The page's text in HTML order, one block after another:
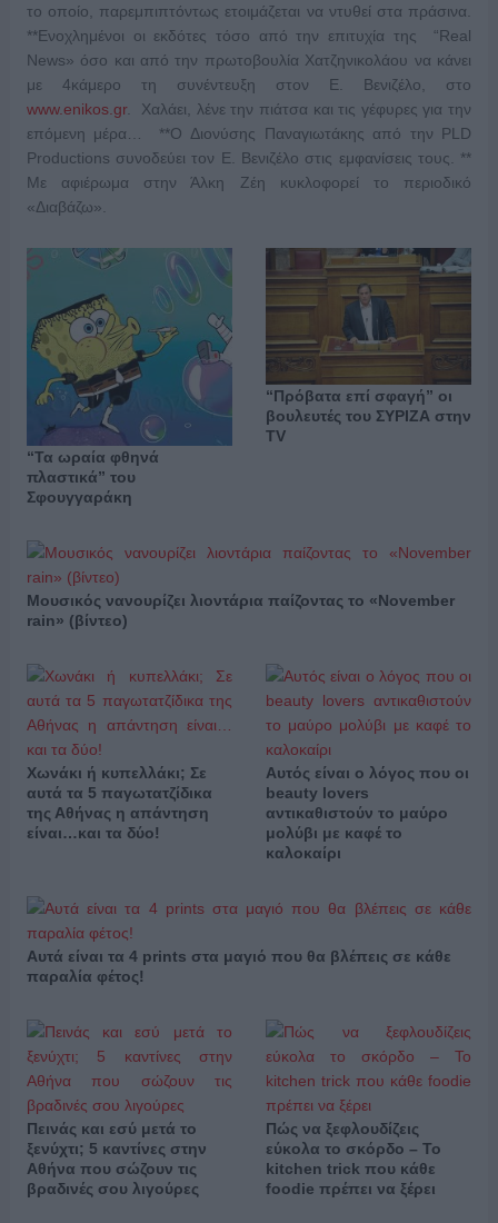
το οποίο, παρεμπιπτόντως ετοιμάζεται να ντυθεί στα πράσινα.
**Ενοχλημένοι οι εκδότες τόσο από την επιτυχία της “Real
News» όσο και από την πρωτοβουλία Χατζηνικολάου να κάνει
με 4κάμερο τη συνέντευξη στον Ε. Βενιζέλο, στο
www.enikos.gr. Χαλάει, λένε την πιάτσα και τις γέφυρες για την
επόμενη μέρα… **Ο Διονύσης Παναγιωτάκης από την PLD
Productions συνοδεύει τον Ε. Βενιζέλο στις εμφανίσεις τους. **
Με αφιέρωμα στην Άλκη Ζέη κυκλοφορεί το περιοδικό
«Διαβάζω».
“Τα ωραία φθηνά
πλαστικά” του
Σφουγγαράκη
“Πρόβατα επί σφαγή” οι
βουλευτές του ΣΥΡΙΖΑ στην
TV
Μουσικός νανουρίζει λιοντάρια παίζοντας το «November
rain» (βίντεο)
Χωνάκι ή κυπελλάκι; Σε
αυτά τα 5 παγωτατζίδικα
της Αθήνας η απάντηση
είναι…και τα δύο!
Αυτός είναι ο λόγος που οι
beauty lovers
αντικαθιστούν το μαύρο
μολύβι με καφέ το
καλοκαίρι
Αυτά είναι τα 4 prints στα μαγιό που θα βλέπεις σε κάθε
παραλία φέτος!
Πεινάς και εσύ μετά το
ξενύχτι; 5 καντίνες στην
Αθήνα που σώζουν τις
βραδινές σου λιγούρες
Πώς να ξεφλουδίζεις
εύκολα το σκόρδο – Το
kitchen trick που κάθε
foodie πρέπει να ξέρει